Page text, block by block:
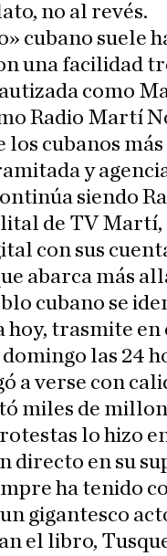
no al revés.
cubano suele
una facilidad
como
Radio Martí
los cubanos
y
siendo
de TV
con sus
abarca más
cubano se
hoy, trasmite
domingo las 24
a verse con
miles de
lo hizo
directo en su
ha tenido
gigantesco
el libro,